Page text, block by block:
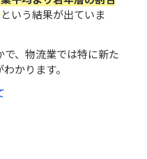
という結果が出ていま
、物流業では特に新た
かります。